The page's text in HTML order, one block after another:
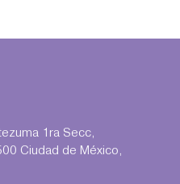
1ra Secc,
Ciudad de México,